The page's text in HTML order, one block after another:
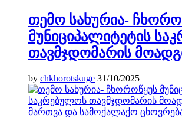
თემო სახურია-
მუნიციპალიტეტის
თავმჯდომარის
by chkhorotskuge 31/10/2025
მართვა და სამოქალაქო